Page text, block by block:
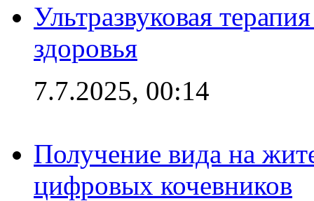
Ультразвуковая
здоровья
7.7.2025, 00:14
Получение вида на
цифровых кочевников